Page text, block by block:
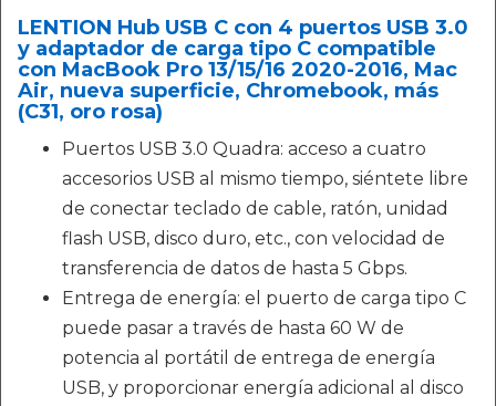
LENTION Hub USB C con 4 puertos USB 3.0
y adaptador de carga tipo C compatible
con MacBook Pro 13/15/16 2020-2016, Mac
Air, nueva superficie, Chromebook, más
(C31, oro rosa)
Puertos USB 3.0 Quadra: acceso a cuatro
accesorios USB al mismo tiempo, siéntete libre
de conectar teclado de cable, ratón, unidad
flash USB, disco duro, etc., con velocidad de
transferencia de datos de hasta 5 Gbps.
Entrega de energía: el puerto de carga tipo C
puede pasar a través de hasta 60 W de
potencia al portátil de entrega de energía
USB, y proporcionar energía adicional al disco